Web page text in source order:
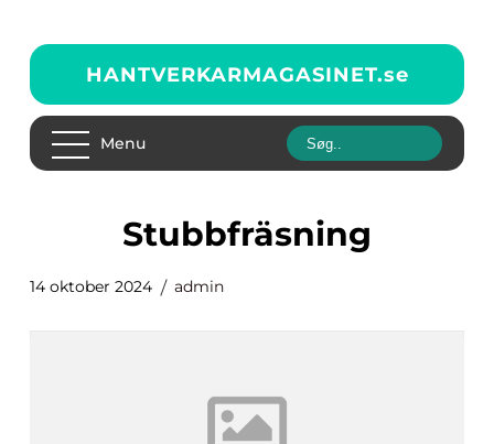
HANTVERKARMAGASINET.se
Menu
stubbfräsning
14 oktober 2024 admin